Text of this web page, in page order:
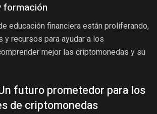
formación
educación financiera están proliferando,
y recursos para ayudar a los
mejor las criptomonedas y su
futuro prometedor para los
de criptomonedas